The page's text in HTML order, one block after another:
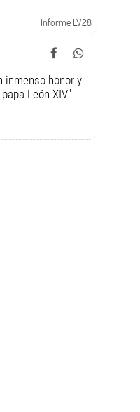
Informe LV28
inmenso honor y
León XIV"